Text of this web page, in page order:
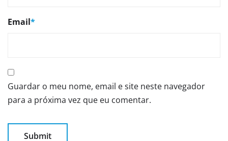
Email*
Guardar o meu nome, email e site neste navegador
para a próxima vez que eu comentar.